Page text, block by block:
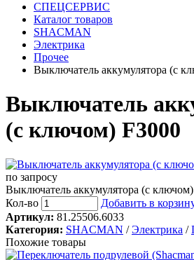
СПЕЦСЕРВИС
Каталог товаров
SHACMAN
Электрика
Прочее
Выключатель аккумулятора (с
Выключатель
(с ключом) F3000
по запросу
Выключатель аккумулятора (с
Кол-во
Добавить в
Артикул: 81.25506.6033
Категория: SHACMAN /Электрика /
Похожие товары